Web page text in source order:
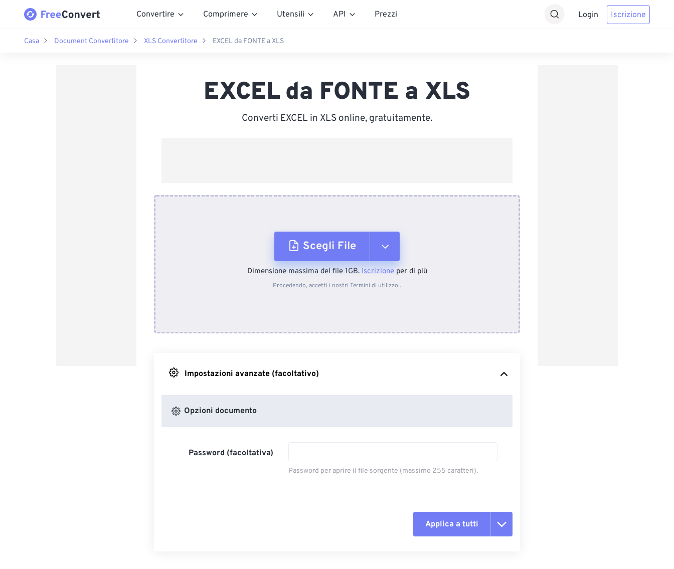
Convertire Comprimere Utensili API Prezzi Login Iscrizione
Casa Document Convertitore XLS Convertitore EXCEL da FONTE a XLS
EXCEL da FONTE a XLS
Converti EXCEL in XLS online, gratuitamente.
Scegli File
Dal dispositivo
Dimensione massima del file 1GB.Iscrizioneper di più
Procedendo, accetti i nostri Termini di utilizzo .
Impostazioni avanzate (facoltativo)
Opzioni documento
Password (facoltativa)
Password per aprire il file sorgente (massimo 255 caratteri).
Applica a tutti